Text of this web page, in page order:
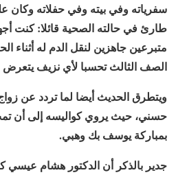
سفرياته وفي بيته وفي حفلاته وكان
طارئ في حالته الصحية قائلا: كنت
متبرعين جاهزين لنقل الدم له أثناء
الصف الثالث تحسبا لأي نزيف يتعرض
ويتطرق الحديث أيضا لما تردد عن
حسني، حيث يروي كواليسه إلى أن
بمباركة يوسف بك وهبي.
جدير بالذكر أن الدكتور هشام عيسي